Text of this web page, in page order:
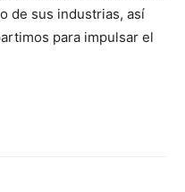
de sus industrias, así
para impulsar el